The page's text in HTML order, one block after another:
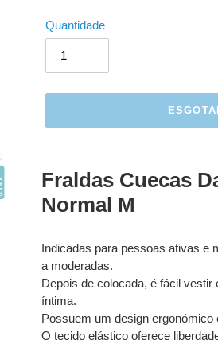
Quantidade
adicionar
produto
ao
Fraldas Cuecas
Normal M
Indicadas para pessoas ativas e
a moderadas.
Depois de colocada, é fácil vestir
íntima.
Possuem um design ergonómico
O tecido elástico oferece